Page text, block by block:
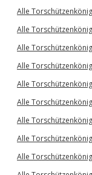
Alle
Alle
Alle
Alle
Alle
Alle
Alle
Alle
Alle